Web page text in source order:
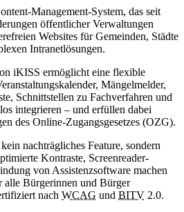
Management-System, das seit
öffentlicher Verwaltungen
Websites für Gemeinden, Städte
Intranetlösungen.
iKISS ermöglicht eine flexible
Mängelmelder,
Schnittstellen zu Fachverfahren und
integrieren – und erfüllen dabei
des Online-Zugangsgesetzes (OZG).
nachträgliches Feature, sondern
Kontraste, Screenreader-
von Assistenzsoftware machen
alle Bürgerinnen und Bürger
nach WCAG und BITV 2.0.